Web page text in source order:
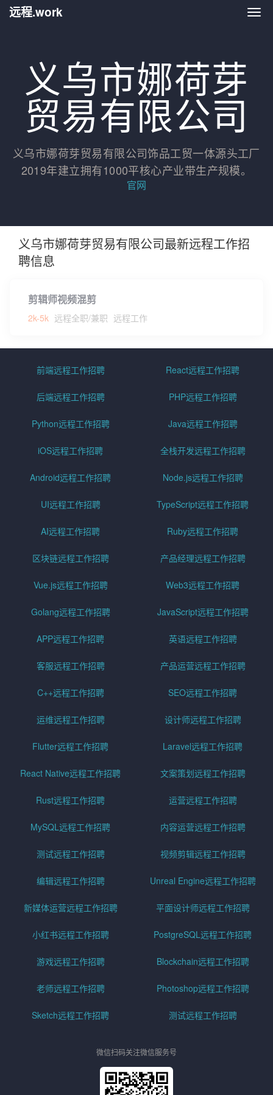
远
远程.work
义乌市娜荷芽
贸易有限公司
义乌市娜荷芽贸易有限公司饰品工贸一体源头工厂
2019年建立拥有1000平核心产业带生产规模。
官网
义乌市娜荷芽贸易有限公司最新远程工作招
聘信息
剪辑师视频混剪
2k-5k 远程全职/兼职 远程工作
前端远程工作招聘 React远程工作招聘
后端远程工作招聘 PHP远程工作招聘
Python远程工作招聘 Java远程工作招聘
iOS远程工作招聘 全栈开发远程工作招聘
Android远程工作招聘 Node.js远程工作招聘
UI远程工作招聘 TypeScript远程工作招聘
AI远程工作招聘 Ruby远程工作招聘
区块链远程工作招聘 产品经理远程工作招聘
Vue.js远程工作招聘 Web3远程工作招聘
Golang远程工作招聘 JavaScript远程工作招聘
APP远程工作招聘 英语远程工作招聘
客服远程工作招聘 产品运营远程工作招聘
C++远程工作招聘 SEO远程工作招聘
运维远程工作招聘 设计师远程工作招聘
Flutter远程工作招聘 Laravel远程工作招聘
React Native远程工作招聘 文案策划远程工作招聘
Rust远程工作招聘 运营远程工作招聘
MySQL远程工作招聘 内容运营远程工作招聘
测试远程工作招聘 视频剪辑远程工作招聘
编辑远程工作招聘 Unreal Engine远程工作招聘
新媒体运营远程工作招聘 平面设计师远程工作招聘
小红书远程工作招聘 PostgreSQL远程工作招聘
游戏远程工作招聘 Blockchain远程工作招聘
老师远程工作招聘 Photoshop远程工作招聘
Sketch远程工作招聘 测试远程工作招聘
微信扫码关注微信服务号